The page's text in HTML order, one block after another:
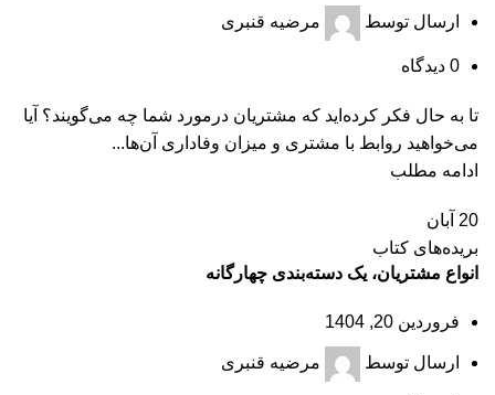
ارسال توسط مرضیه قنبری
0 دیدگاه
تا به حال فکر کرده‌اید که مشتریان درمورد شما چه می‌گویند؟ آیا
می‌خواهید روابط با مشتری و میزان وفاداری آن‌ها...
ادامه مطلب
20 آبان
بریده‌های کتاب
انواع مشتریان، یک دسته‌بندی چهارگانه
فروردین 20, 1404
ارسال توسط مرضیه قنبری